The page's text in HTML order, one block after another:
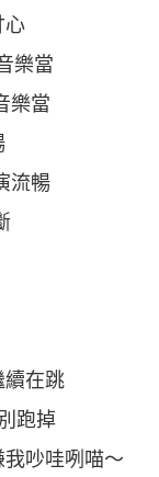
心
樂當
樂當
流暢
續在跳
跑掉
吵哇咧喵～